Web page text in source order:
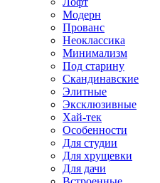
Модерн
Прованс
Неоклассика
Минимализм
Под старину
Скандинавские
Элитные
Эксклюзивные
Хай-тек
Особенности
Для студии
Для хрущевки
Для дачи